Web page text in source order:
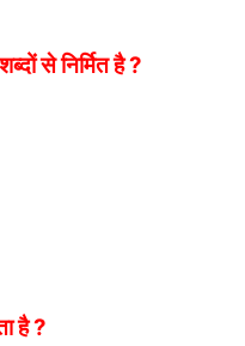
से निर्मित है ?
है ?